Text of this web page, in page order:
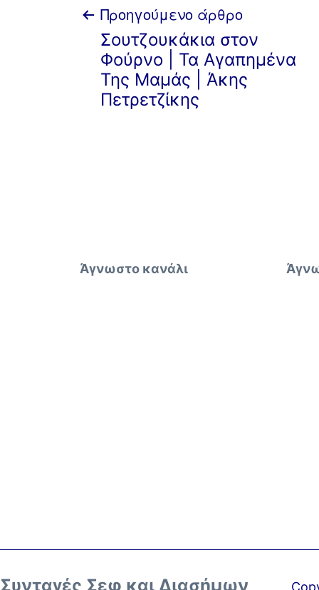
Πλοήγηση
άρθρων
Προηγούμενο άρθρο
Σουτζουκάκια στον
Φούρνο | Τα Αγαπημένα
Της Μαμάς | Άκης
Πετρετζίκης
Άγνωστο κανάλι
Συνταγές Σεφ και Διασήμων